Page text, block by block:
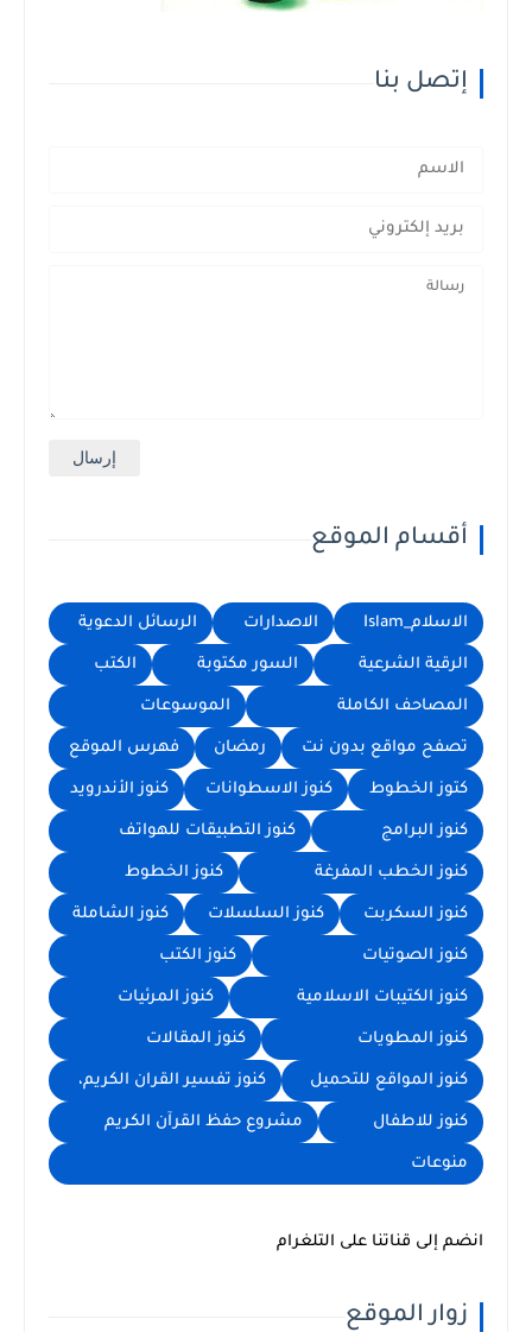
بنا
الموقع
الاصدارات الرسائل الدعوية
الشرعية السور مكتوبة الكتب
الكاملة الموسوعات
مواقع بدون نت رمضان فهرس الموقع
الخطوط كنوز الاسطوانات كنوز الأندرويد
البرامج كنوز التطبيقات للهواتف
الخطب المفرغة كنوز الخطوط
السكربت كنوز السلسلات كنوز الشاملة
الصوتيات كنوز الكتب
الكتيبات الاسلامية كنوز المرئيات
المطويات كنوز المقالات
المواقع للتحميل كنوز تفسير القران الكريم،
للاطفال مشروع حفظ القرآن الكريم
قناتنا على التلغرام
الموقع